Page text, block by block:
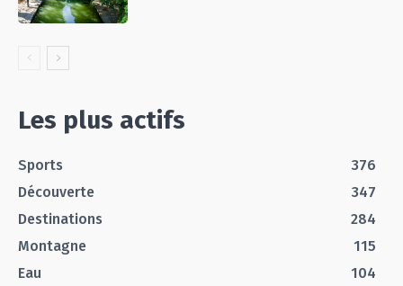
Les plus actifs
Sports
376
Découverte
347
Destinations
284
Montagne
115
Eau
104